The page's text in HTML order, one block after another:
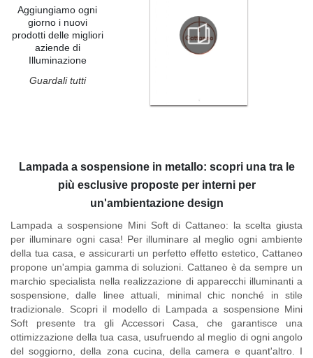
Lampada a sospensione in metallo: scopri una tra le
più esclusive proposte per interni per
un'ambientazione design
Lampada a sospensione Mini Soft di Cattaneo: la scelta giusta
per illuminare ogni casa! Per illuminare al meglio ogni ambiente
della tua casa, e assicurarti un perfetto effetto estetico, Cattaneo
propone un'ampia gamma di soluzioni. Cattaneoè da sempre un
marchio specialista nella realizzazione di apparecchi illuminanti a
sospensione, dalle linee attuali, minimal chic nonché in stile
tradizionale. Scopri il modello di Lampada a sospensione Mini
Soft presente tra gli Accessori Casa, che garantisce una
ottimizzazione della tua casa, usufruendo al meglio di ogni angolo
del soggiorno, della zona cucina, della camera e quant'altro. I
Aggiungiamo ogni
giorno i nuovi
prodotti delle migliori
aziende di
Illuminazione
Guardali tutti